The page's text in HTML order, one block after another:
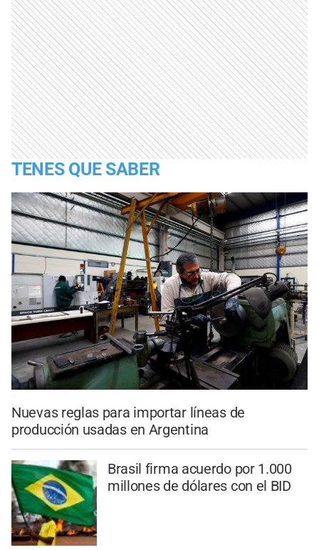
TENES QUE SABER
Nuevas reglas para importar líneas de
producción usadas en Argentina
Brasil firma acuerdo por 1.000
millones de dólares con el BID